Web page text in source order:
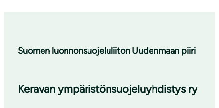
Suomen luonnonsuojeluliiton Uudenmaan piiri
Keravan ympäristönsuojeluyhdistys ry